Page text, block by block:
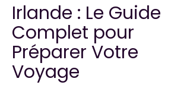
Irlande : Le Guide
Complet pour
Préparer Votre
Voyage